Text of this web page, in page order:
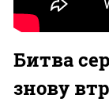
Битва
знову